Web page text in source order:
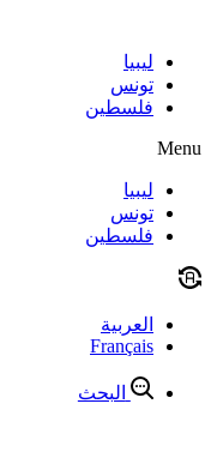
contentليبيا
تونس
فلسطين
Menu
ليبيا
تونس
فلسطين
العربية
Français
البحث